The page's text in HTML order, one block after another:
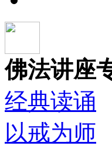
佛法讲座
经典读诵
以戒为师